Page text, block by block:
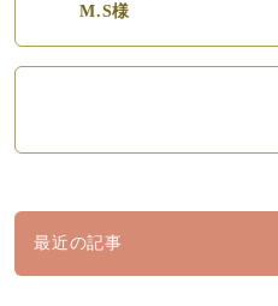
M.S様
最近の記事